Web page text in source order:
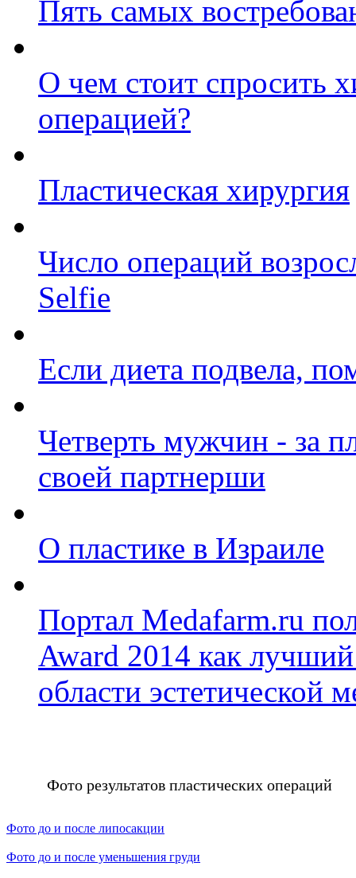
Пять самых
О чем стоит спросить
операцией?
Пластическая хирургия
Число операций
Selfie
Если диета подвела,
Четверть мужчин ‑ за
своей партнерши
О пластике в Израиле
Портал Medafarm.ru
Award 2014 как
области эстетической
Фото результатов пластических операций
Фото до и после липосакции
Фото до и после уменьшения груди